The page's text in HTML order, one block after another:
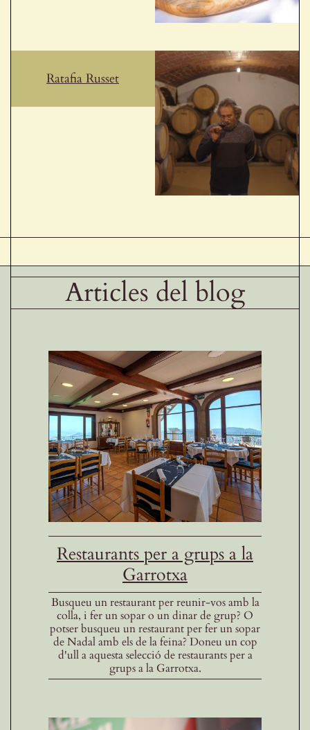
Ratafia Russet
Articles del blog
Restaurants per a grups a la
Garrotxa
Busqueu un restaurant per reunir-vos amb la
colla, i fer un sopar o un dinar de grup? O
potser busqueu un restaurant per fer un sopar
de Nadal amb els de la feina? Doneu un cop
d'ull a aquesta selecció de restaurants per a
grups a la Garrotxa.